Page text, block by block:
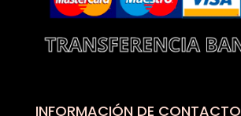
INFORMACIÓN DE CONTACTO